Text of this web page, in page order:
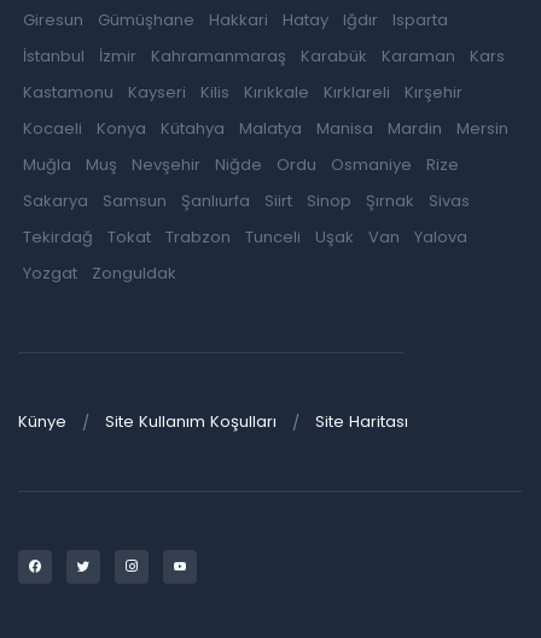
Giresun
Gümüşhane Hakkari Hatay Iğdır
Isparta
İstanbul
İzmir Kahramanmaraş Karabük Karaman
Kars
Kastamonu
Kayseri Kilis Kırıkkale Kırklareli
Kırşehir
Kocaeli
Konya Kütahya Malatya Manisa Mardin
Mersin
Muğla
Muş Nevşehir Niğde Ordu Osmaniye
Rize
Sakarya
Samsun Şanlıurfa Siirt Sinop Şırnak
Sivas
Tekirdağ
Tokat Trabzon Tunceli Uşak Van
Yalova
Yozgat
Zonguldak
Künye Site Kullanım Koşulları Site Haritası